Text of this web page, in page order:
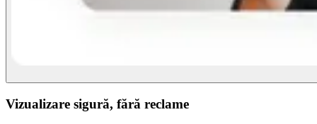
Vizualizare sigură, fără reclame